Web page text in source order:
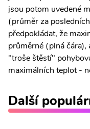
jsou potom uvedené
(průměr za
předpokládat, že
průměrné (plná čára),
"troše štěstí"
maximálních teplot -
Další